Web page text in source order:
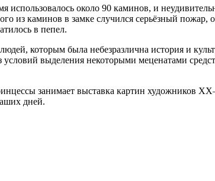
около 90 каминов, и
из каминов в замке случился серьёзный пожар,
в пепел.
которым была небезразлична история и
выделения некоторыми меценатами
занимает выставка картин художников
дней.